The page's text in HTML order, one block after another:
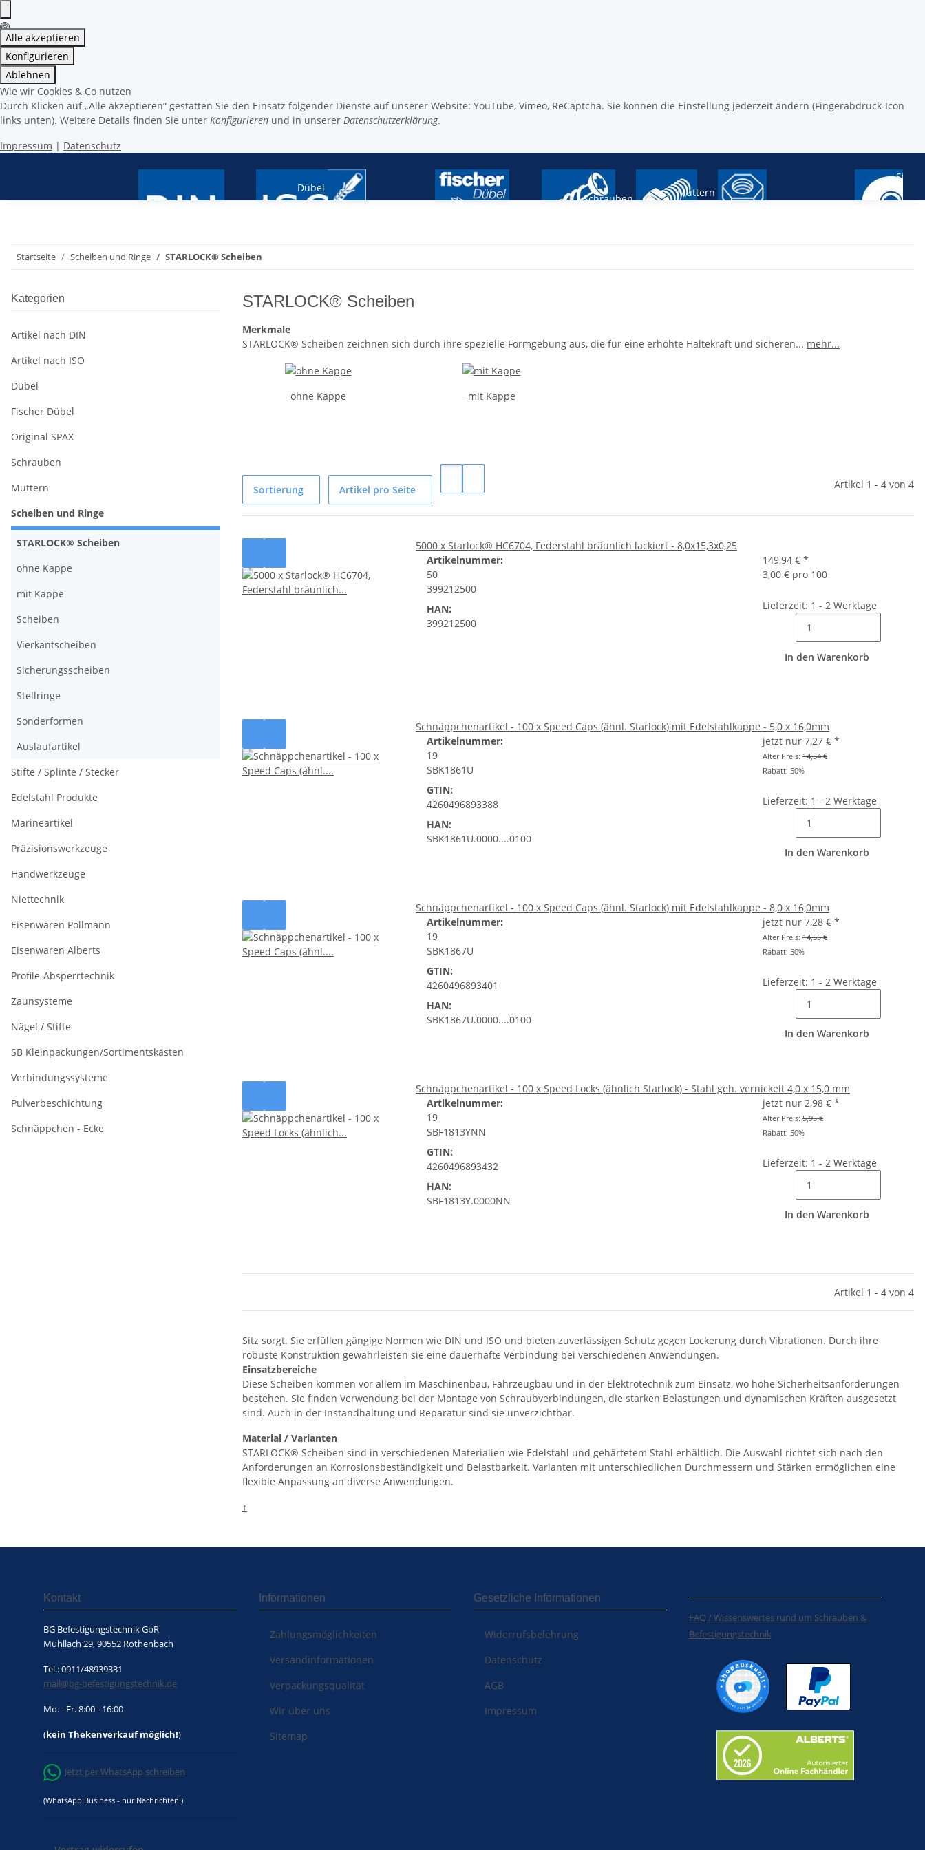
Alle akzeptieren
Konfigurieren
Ablehnen
Wie wir Cookies & Co nutzen
Durch Klicken auf „Alle akzeptieren“ gestatten Sie den Einsatz folgender Dienste auf unserer Website: YouTube, Vimeo, ReCaptcha. Sie können die Einstellung jederzeit ändern (Fingerabdruck-Icon
links unten). Weitere Details finden Sie unter Konfigurieren und in unserer Datenschutzerklärung.
Impressum | Datenschutz
Dübel
Schrauben Muttern
Stifte
Startseite Scheiben und Ringe STARLOCK® Scheiben
STARLOCK® Scheiben
Merkmale
STARLOCK® Scheiben zeichnen sich durch ihre spezielle Formgebung aus, die für eine erhöhte Haltekraft und sicheren... mehr...
ohne Kappe mit Kappe
Sortierung Artikel pro Seite Artikel 1 - 4 von 4
5000 x Starlock® HC6704, Federstahl bräunlich lackiert - 8,0x15,3x0,25
Artikelnummer:
50
399212500
HAN:
399212500
149,94 € *
3,00 € pro 100
Lieferzeit: 1 - 2 Werktage
In den Warenkorb
Schnäppchenartikel - 100 x Speed Caps (ähnl. Starlock) mit Edelstahlkappe - 5,0 x 16,0mm
Artikelnummer:
19
SBK1861U
GTIN:
4260496893388
HAN:
SBK1861U.0000....0100
jetzt nur 7,27 € *
Alter Preis: 14,54 €
Rabatt: 50%
Lieferzeit: 1 - 2 Werktage
In den Warenkorb
Schnäppchenartikel - 100 x Speed Caps (ähnl. Starlock) mit Edelstahlkappe - 8,0 x 16,0mm
Artikelnummer:
19
SBK1867U
GTIN:
4260496893401
HAN:
SBK1867U.0000....0100
jetzt nur 7,28 € *
Alter Preis: 14,55 €
Rabatt: 50%
Lieferzeit: 1 - 2 Werktage
In den Warenkorb
Schnäppchenartikel - 100 x Speed Locks (ähnlich Starlock) - Stahl geh. vernickelt 4,0 x 15,0 mm
Artikelnummer:
19
SBF1813YNN
GTIN:
4260496893432
HAN:
SBF1813Y.0000NN
jetzt nur 2,98 € *
Alter Preis: 5,95 €
Rabatt: 50%
Lieferzeit: 1 - 2 Werktage
In den Warenkorb
Artikel 1 - 4 von 4
Sitz sorgt. Sie erfüllen gängige Normen wie DIN und ISO und bieten zuverlässigen Schutz gegen Lockerung durch Vibrationen. Durch ihre
robuste Konstruktion gewährleisten sie eine dauerhafte Verbindung bei verschiedenen Anwendungen.
Einsatzbereiche
Diese Scheiben kommen vor allem im Maschinenbau, Fahrzeugbau und in der Elektrotechnik zum Einsatz, wo hohe Sicherheitsanforderungen
bestehen. Sie finden Verwendung bei der Montage von Schraubverbindungen, die starken Belastungen und dynamischen Kräften ausgesetzt
sind. Auch in der Instandhaltung und Reparatur sind sie unverzichtbar.
Material / Varianten
STARLOCK® Scheiben sind in verschiedenen Materialien wie Edelstahl und gehärtetem Stahl erhältlich. Die Auswahl richtet sich nach den
Anforderungen an Korrosionsbeständigkeit und Belastbarkeit. Varianten mit unterschiedlichen Durchmessern und Stärken ermöglichen eine
flexible Anpassung an diverse Anwendungen.
↑
Kategorien
Artikel nach DIN
Artikel nach ISO
Dübel
Fischer Dübel
Original SPAX
Schrauben
Muttern
Scheiben und Ringe
STARLOCK® Scheiben
ohne Kappe
mit Kappe
Scheiben
Vierkantscheiben
Sicherungsscheiben
Stellringe
Sonderformen
Auslaufartikel
Stifte / Splinte / Stecker
Edelstahl Produkte
Marineartikel
Präzisionswerkzeuge
Handwerkzeuge
Niettechnik
Eisenwaren Pollmann
Eisenwaren Alberts
Profile-Absperrtechnik
Zaunsysteme
Nägel / Stifte
SB Kleinpackungen/Sortimentskästen
Verbindungssysteme
Pulverbeschichtung
Schnäppchen - Ecke
Kontakt
BG Befestigungstechnik GbR
Mühllach 29, 90552 Röthenbach
Tel.: 0911/48939331
mail@bg-befestigungstechnik.de
Mo. - Fr. 8:00 - 16:00
(kein Thekenverkauf möglich!)
Jetzt per WhatsApp schreiben
(WhatsApp Business - nur Nachrichten!)
Informationen
Zahlungsmöglichkeiten
Versandinformationen
Verpackungsqualität
Wir über uns
Sitemap
Gesetzliche Informationen
Widerrufsbelehrung
Datenschutz
AGB
Impressum
FAQ / Wissenswertes rund um Schrauben &
Befestigungstechnik